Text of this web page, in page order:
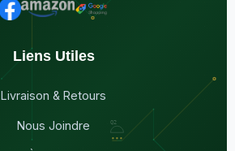
Liens Utiles
Livraison & Retours
Nous Joindre